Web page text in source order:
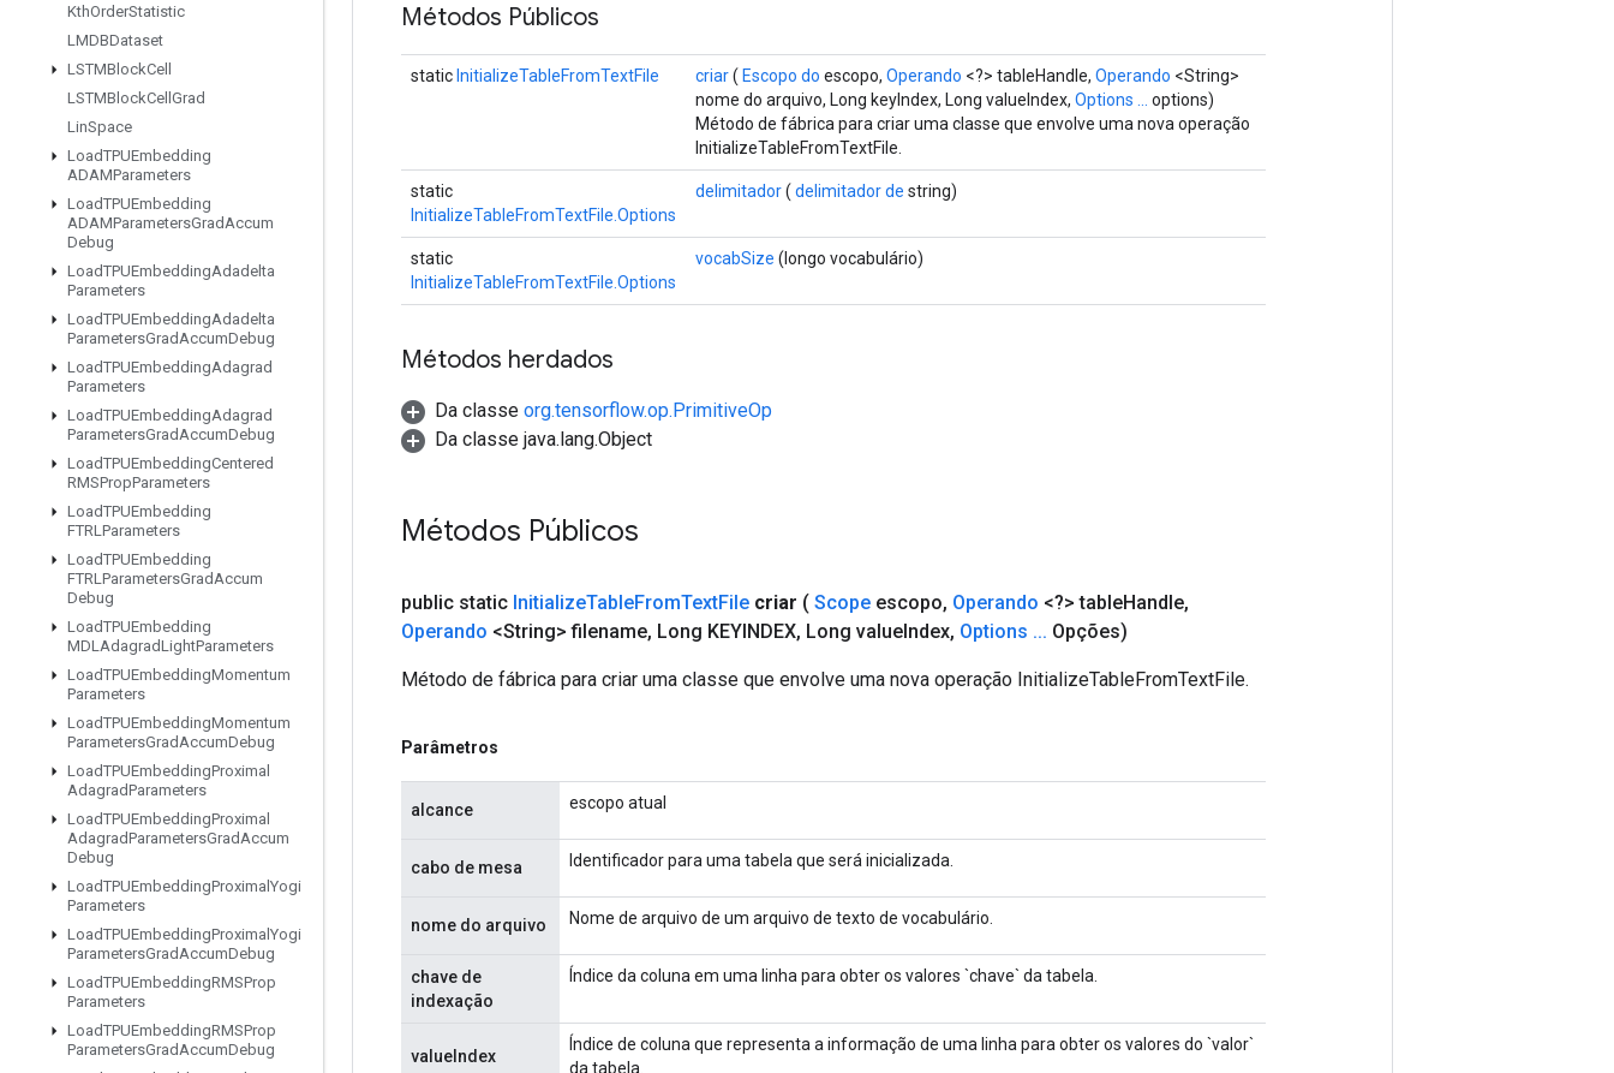
KthOrderStatistic
LMDBDataset
LSTMBlockCell
LSTMBlockCell Grad
LinSpace
LoadTPUEmbedding
ADAMParameters
LoadTPUEmbedding
ADAMParametersGradAccum
Debug
LoadTPUEmbeddingAdadelta
Parameters
LoadTPUEmbeddingAdadelta
ParametersGradAccumDebug
LoadTPUEmbeddingAdagrad
Parameters
LoadTPUEmbeddingAdagrad
ParametersGradAccumDebug
LoadTPUEmbeddingCentered
RMSPropParameters
LoadTPUEmbedding
FTRLParameters
LoadTPUEmbedding
FTRLParametersGradAccum
Debug
LoadTPUEmbedding
MDLAdagradLightParameters
LoadTPUEmbeddingMomentum
Parameters
LoadTPUEmbeddingMomentum
ParametersGradAccumDebug
LoadTPUEmbeddingProximal
AdagradParameters
LoadTPUEmbeddingProximal
AdagradParametersGradAccum
Debug
LoadTPUEmbeddingProximal Yogi
Parameters
LoadTPUEmbeddingProximal Yogi
ParametersGradAccumDebug
LoadTPUEmbeddingRMSProp
Parameters
LoadTPUEmbeddingRMSProp
ParametersGradAccumDebug
Métodos Públicos
static InitializeTableFromTextFile criar( Escopo do escopo, Operando <?> tableHandle, Operando <String>
nome do arquivo, Long keyIndex, Long valueIndex, Options ...
options)
Método de fábrica para criar uma classe que envolve uma nova operação
InitializeTableFromTextFile.
static
InitializeTableFromTextFile.Options
delimitador( delimitador de string)
static
InitializeTableFromTextFile.Options
vocabSize (longo vocabulário)
Métodos herdados
Da classe org.tensorflow.op.PrimitiveOp
Da classe java.lang.Object
Métodos Públicos
public static InitializeTableFromTextFile criar ( Scope escopo, Operando <?> tableHandle,
Operando <String> filename, Long KEYINDEX, Long valueIndex, Options ... Opções)
Método de fábrica para criar uma classe que envolve uma nova operação InitializeTableFromTextFile.
Parâmetros
alcance escopo atual
cabo de mesa Identificador para uma tabela que será inicializada.
nome do arquivo Nome de arquivo de um arquivo de texto de vocabulário.
chave de
indexação
Índice da coluna em uma linha para obter os valores `chave` da tabela.
valueIndex
Índice de coluna que representa a informação de uma linha para obter os valores do `valor`
da tabela.